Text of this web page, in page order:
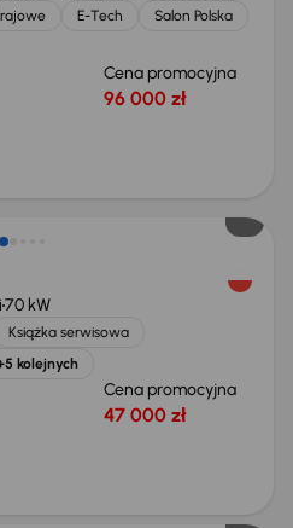
E-Tech
Salon Polska
Cena promocyjna
96 000 zł
70 kW
Książka serwisowa
kolejnych
Cena promocyjna
47 000 zł